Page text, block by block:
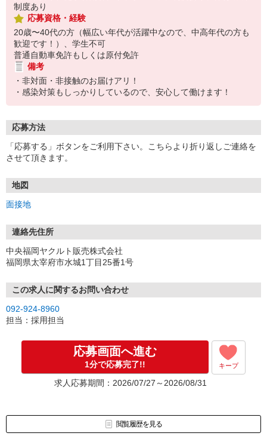
制度あり
応募資格・経験
20歳〜40代の方（幅広い年代が活躍中なので、中高年代の方も
歓迎です！）、学生不可
普通自動車免許もしくは原付免許
備考
・非対面・非接触のお届けアリ！
・感染対策もしっかりしているので、安心して働けます！
応募方法
「応募する」ボタンをご利用下さい。こちらより折り返しご連絡を
させて頂きます。
地図
面接地
連絡先住所
中央福岡ヤクルト販売株式会社
福岡県太宰府市水城1丁目25番1号
この求人に関するお問い合わせ
092-924-8960
担当：採用担当
応募画面へ進む
1分で応募完了!! キープ
求人応募期間：2026/07/27～2026/08/31
閲覧履歴を見る